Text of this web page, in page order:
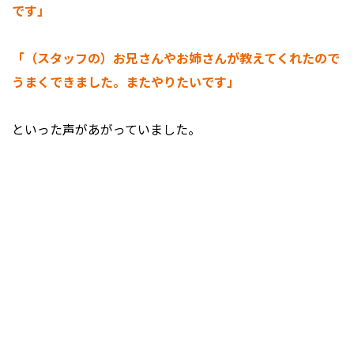
です」
「（スタッフの）お兄さんやお姉さんが教えてくれたので
うまくできました。またやりたいです」
といった声があがっていました。